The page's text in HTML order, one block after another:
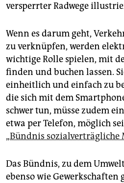
versperrter Radwege
Wenn es darum geht,
zu verknüpfen, werden
wichtige Rolle spielen, mit
finden und buchen lassen.
einheitlich und einfach zu
die sich mit dem
schwer tun, müsse zudem
etwa per Telefon, möglich
„Bündnis sozialverträgliche
Das Bündnis, zu dem
ebenso wie Gewerkschaften